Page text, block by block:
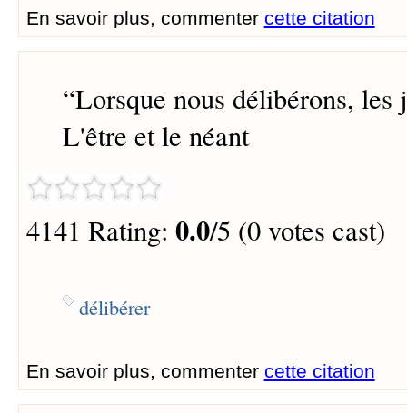
En savoir plus, commenter cette citation
“Lorsque nous délibérons, les
L'être et le néant
4141 Rating: 0.0/5 (0 votes cast)
délibérer
En savoir plus, commenter cette citation